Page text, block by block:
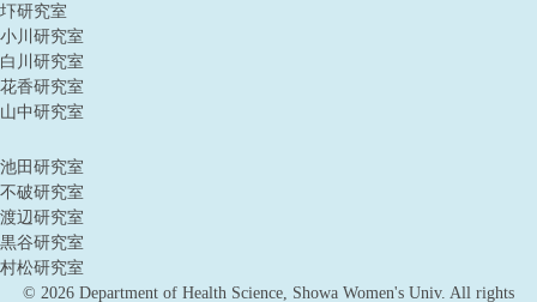
圷研究室
小川研究室
白川研究室
花香研究室
山中研究室
池田研究室
不破研究室
渡辺研究室
黒谷研究室
村松研究室
© 2026 Department of Health Science, Showa Women's Univ. All rights